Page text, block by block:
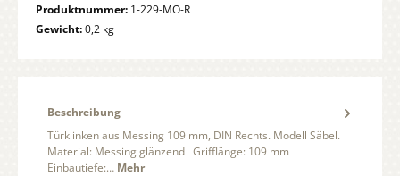
Produktnummer: 1-229-MO-R
Gewicht:0,2 kg
Beschreibung
Türklinken aus Messing 109 mm, DIN Rechts. Modell Säbel.
Material: Messing glänzend Grifflänge: 109 mm
Einbautiefe:… Mehr